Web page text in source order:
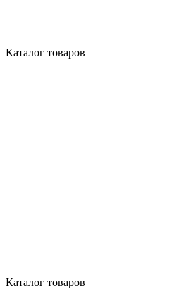
Каталог товаров
Каталог товаров